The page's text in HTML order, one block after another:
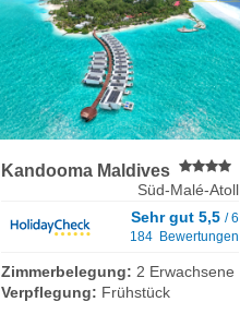
Kandooma Maldives
Süd-Malé-Atoll
Sehr gut 5,5/ 6
184 Bewertungen
Zimmerbelegung: 2 Erwachsene
Verpflegung: Frühstück